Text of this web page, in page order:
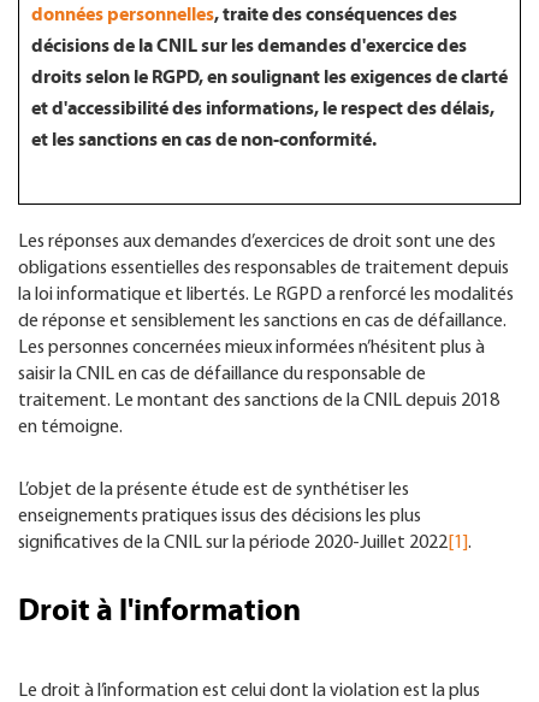
données personnelles, traite des conséquences des
décisions de la CNIL sur les demandes d'exercice des
droits selon le RGPD, en soulignant les exigences de clarté
et d'accessibilité des informations, le respect des délais,
et les sanctions en cas de non-conformité.
Les réponses aux demandes d’exercices de droit sont une des
obligations essentielles des responsables de traitement depuis
la loi informatique et libertés. Le RGPD a renforcé les modalités
de réponse et sensiblement les sanctions en cas de défaillance.
Les personnes concernées mieux informées n’hésitent plus à
saisir la CNIL en cas de défaillance du responsable de
traitement. Le montant des sanctions de la CNIL depuis 2018
en témoigne.
L’objet de la présente étude est de synthétiser les
enseignements pratiques issus des décisions les plus
significatives de la CNIL sur la période 2020-Juillet 2022 [1] .
Droit à l'information
Le droit à l’information est celui dont la violation est la plus